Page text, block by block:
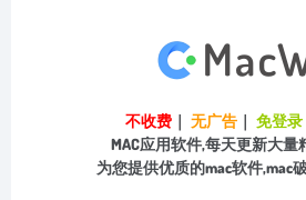
不收费 ｜ 无广告 ｜ 免登录
MAC应用软件,每天更新大量
为您提供优质的mac软件,mac